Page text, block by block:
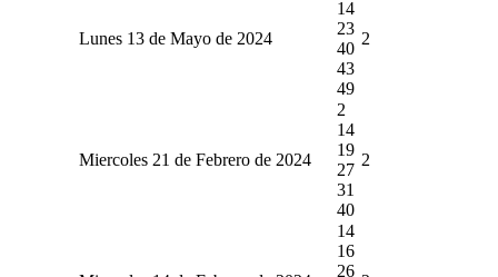
Lunes 13 de Mayo de 2024
14
23
40
43
49
2
Miercoles 21 de Febrero de 2024
2
14
19
27
31
40
2
14
16
26